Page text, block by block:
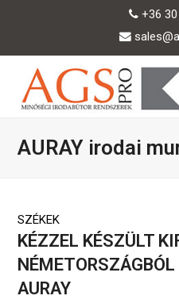
+36
AURAY irodai
SZÉKEK
KÉZZEL KÉSZÜLT
NÉMETORSZÁGBÓL
AURAY